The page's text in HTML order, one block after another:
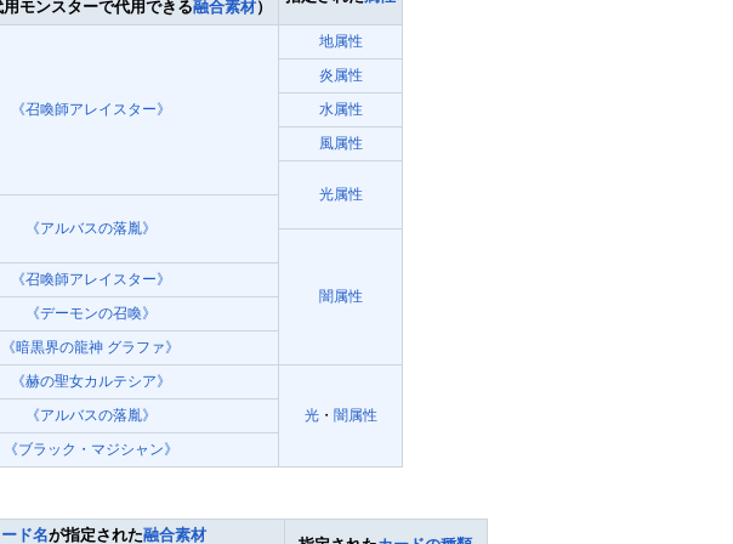
用モンスターで代用できる融合素材）
《召喚師アレイスター》
地属性
炎属性
水属性
風属性
光属性
《アルバスの落胤》
闇属性
《召喚師アレイスター》
《デーモンの召喚》
《暗黒界の龍神 グラファ》
《赫の聖女カルテシア》
光・ 闇属性
《アルバスの落胤》
《ブラック・マジシャン》
ド名が指定された融合素材